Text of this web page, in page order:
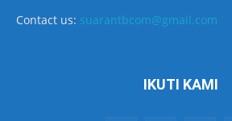
Contact us: suarantbcom@gmail.com
IKUTI KAMI